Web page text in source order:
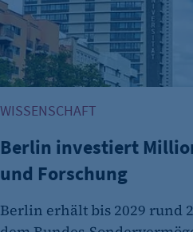
WISSENSCHAFT
Berlin investiert
und Forschung
Berlin erhält bis 2029 rund